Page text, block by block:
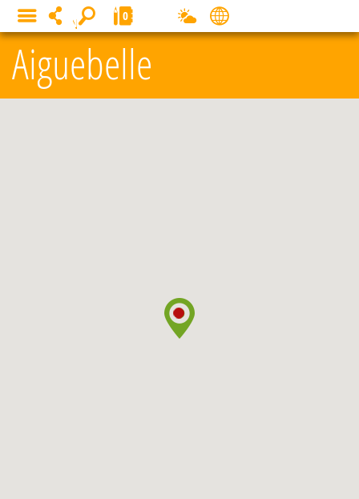
Aiguebelle
MENU 0
Panneau de gestion des cookies